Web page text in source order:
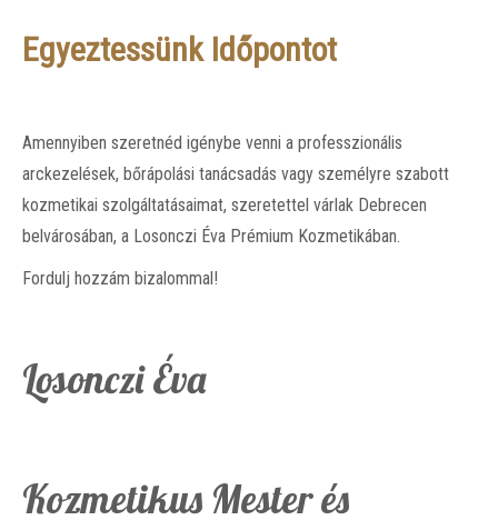
Egyeztessünk Időpontot
Amennyiben szeretnéd igénybe venni a professzionális
arckezelések, bőrápolási tanácsadás vagy személyre szabott
kozmetikai szolgáltatásaimat, szeretettel várlak Debrecen
belvárosában, a Losonczi Éva Prémium Kozmetikában.
Fordulj hozzám bizalommal!
Losonczi Éva
Kozmetikus Mester és